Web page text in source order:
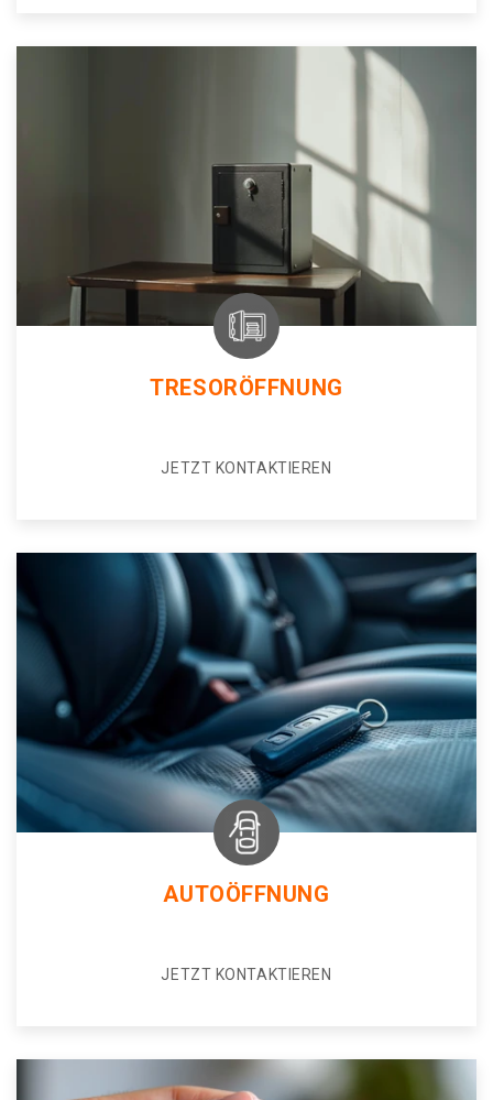
TRESORÖFFNUNG
JETZT KONTAKTIEREN
AUTOÖFFNUNG
JETZT KONTAKTIEREN